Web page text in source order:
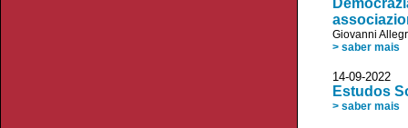
Giovanni
> saber mais
14-09-2022
Estudos
> saber mais